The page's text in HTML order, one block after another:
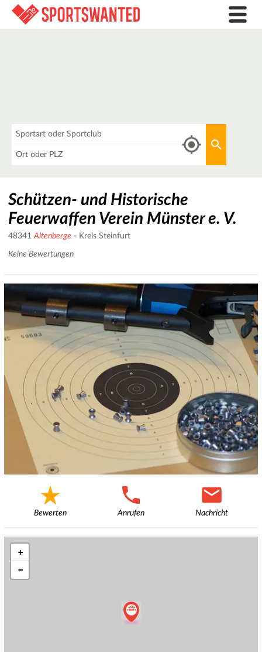
Schützen- und Historische
Feuerwaffen Verein Münster e. V.
48341Altenberge - Kreis Steinfurt
Keine Bewertungen
Bewerten Anrufen Nachricht
+
−